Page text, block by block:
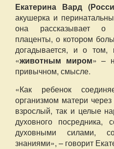
Екатерина Вард
акушерка и
она рассказывает о
плаценты, о котором
догадывается, и о том,
«животным миром» –
привычном, смысле.
«Как ребенок
организмом матери
взрослый, так и целые
духовного посредника,
духовными силами,
знаниями», – говорит